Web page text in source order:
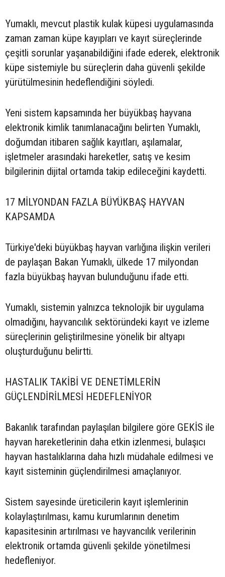
Yumaklı, mevcut plastik kulak küpesi uygulamasında
zaman zaman küpe kayıpları ve kayıt süreçlerinde
çeşitli sorunlar yaşanabildiğini ifade ederek, elektronik
küpe sistemiyle bu süreçlerin daha güvenli şekilde
yürütülmesinin hedeflendiğini söyledi.
Yeni sistem kapsamında her büyükbaş hayvana
elektronik kimlik tanımlanacağını belirten Yumaklı,
doğumdan itibaren sağlık kayıtları, aşılamalar,
işletmeler arasındaki hareketler, satış ve kesim
bilgilerinin dijital ortamda takip edileceğini kaydetti.
17 MİLYONDAN FAZLA BÜYÜKBAŞ HAYVAN
KAPSAMDA
Türkiye'deki büyükbaş hayvan varlığına ilişkin verileri
de paylaşan Bakan Yumaklı, ülkede 17 milyondan
fazla büyükbaş hayvan bulunduğunu ifade etti.
Yumaklı, sistemin yalnızca teknolojik bir uygulama
olmadığını, hayvancılık sektöründeki kayıt ve izleme
süreçlerinin geliştirilmesine yönelik bir altyapı
oluşturduğunu belirtti.
HASTALIK TAKİBİ VE DENETİMLERİN
GÜÇLENDİRİLMESİ HEDEFLENİYOR
Bakanlık tarafından paylaşılan bilgilere göre GEKİS ile
hayvan hareketlerinin daha etkin izlenmesi, bulaşıcı
hayvan hastalıklarına daha hızlı müdahale edilmesi ve
kayıt sisteminin güçlendirilmesi amaçlanıyor.
Sistem sayesinde üreticilerin kayıt işlemlerinin
kolaylaştırılması, kamu kurumlarının denetim
kapasitesinin artırılması ve hayvancılık verilerinin
elektronik ortamda güvenli şekilde yönetilmesi
hedefleniyor.